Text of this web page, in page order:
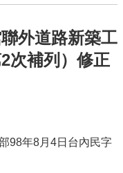
外道路新築工
次補列）修正
98年8月4日台內民字